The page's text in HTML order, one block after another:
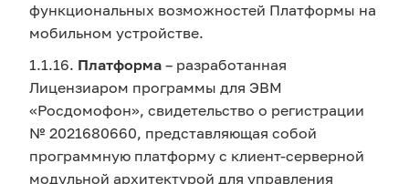
функциональных возможностей Платформы на
мобильном устройстве.
1.1.16. Платформа – разработанная
Лицензиаром программы для ЭВМ
«Росдомофон», свидетельство о регистрации
№ 2021680660, представляющая собой
программную платформу с клиент-серверной
модульной архитектурой для управления